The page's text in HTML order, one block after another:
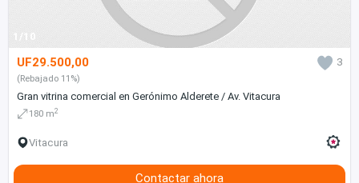
1/10
UF29.500,00 3
(Rebajado 11%)
Gran vitrina comercial en Gerónimo Alderete / Av. Vitacura
180 m2
Vitacura
Contactar ahora